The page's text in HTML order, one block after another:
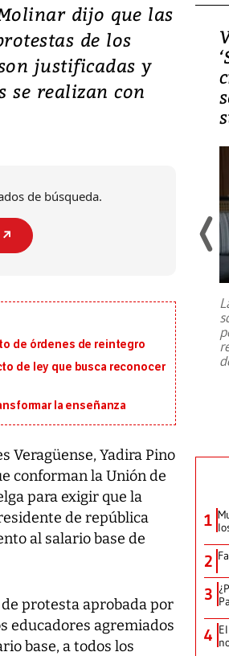
dijo que las
de los
justificadas y
se realizan con
de búsqueda.
de órdenes de reintegro
de ley que busca reconocer
la enseñanza
Veragüense, Yadira Pino
conforman la Unión de
para exigir que la
de república
al salario base de
protesta aprobada por
educadores agremiados
base, a todos los
Japón: Terremoto
heridos y graves
en Kumamoto
Japón, provocando una
1
2
3
4